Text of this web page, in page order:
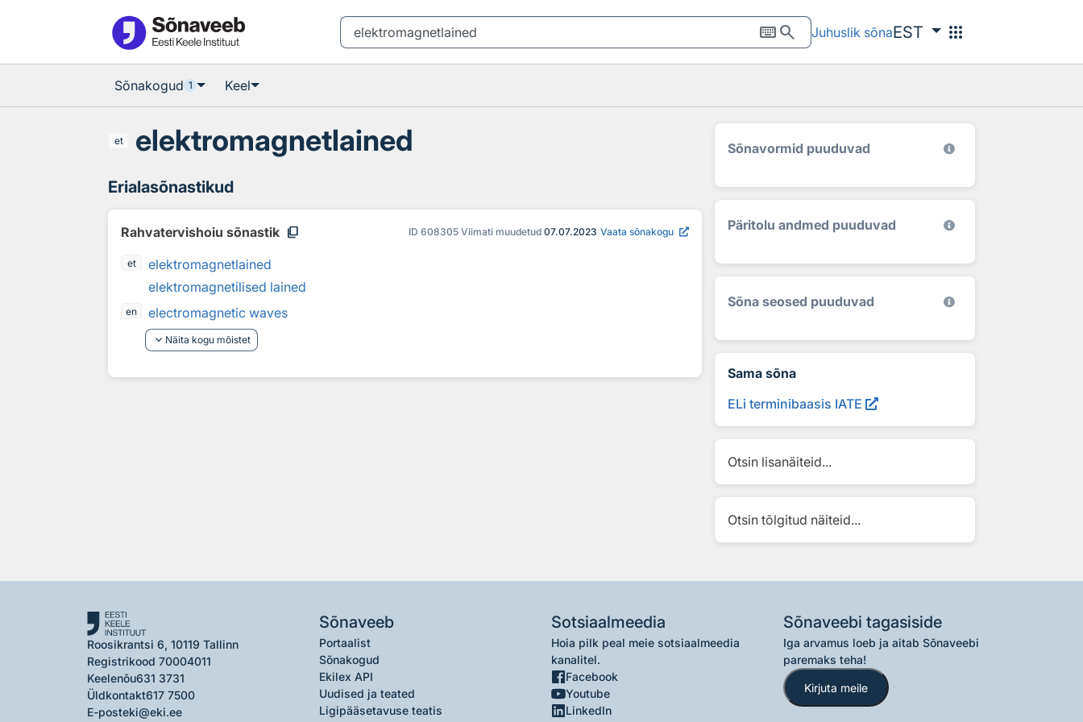
keyboardsearch Juhuslik sõnaEST apps
Sõnakogud 1 Keel
et elektromagnetlained
Erialasõnastikud
Rahvatervishoiu sõnastik content_copy ID 608305 Viimati muudetud 07.07.2023 Vaata sõnakogu
et
elektromagnetlained
elektromagnetilised lained
en
electromagnetic waves
keyboard_arrow_down Näita kogu mõistet
Sõnavormid puuduvad
Päritolu andmed puuduvad
Sõna seosed puuduvad
Sama sõna
ELi terminibaasis IATE
Otsin lisanäiteid...
Otsin tõlgitud näiteid...
Roosikrantsi 6, 10119 Tallinn
Registrikood 70004011
Keelenõu631 3731
Üldkontakt617 7500
E-posteki@eki.ee
Sõnaveeb
Portaalist
Sõnakogud
Ekilex API
Uudised ja teated
Ligipääsetavuse teatis
Sotsiaalmeedia
Hoia pilk peal meie sotsiaalmeedia
kanalitel.
Facebook
Youtube
LinkedIn
Sõnaveebi tagasiside
Iga arvamus loeb ja aitab Sõnaveebi
paremaks teha!
Kirjuta meile